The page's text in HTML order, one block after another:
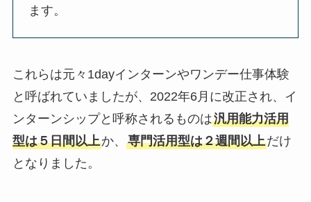
ます。
これらは元々1dayインターンやワンデー仕事体験
と呼ばれていましたが、2022年6月に改正され、イ
ンターンシップと呼称されるものは汎用能力活用
型は５日間以上か、 専門活用型は２週間以上だけ
となりました。